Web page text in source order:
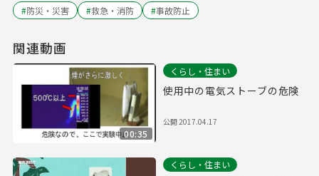
#防災・災害 #救急・消防 #事故防止
関連動画
00:35
くらし・住まい
使用中の電気ストーブの危険
公開2017.04.17
くらし・住まい